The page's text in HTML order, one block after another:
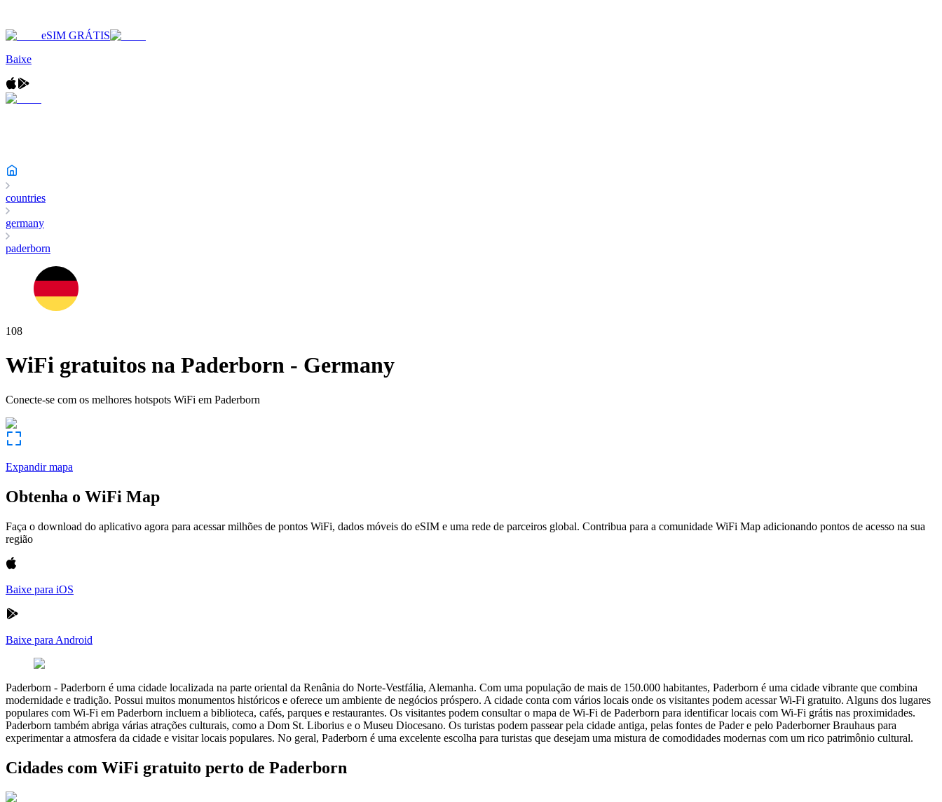
eSIM GRÁTIS
Baixe
countries
germany
paderborn
108
WiFi gratuitos na Paderborn - Germany
Conecte-se com os melhores hotspots WiFi em Paderborn
Expandir mapa
Obtenha o WiFi Map
Faça o download do aplicativo agora para acessar milhões de pontos WiFi, dados móveis do eSIM e uma rede de parceiros global. Contribua para a comunidade WiFi Map adicionando pontos de acesso na sua
região
Baixe para iOS
Baixe para Android
Paderborn - Paderborn é uma cidade localizada na parte oriental da Renânia do Norte-Vestfália, Alemanha. Com uma população de mais de 150.000 habitantes, Paderborn é uma cidade vibrante que combina
modernidade e tradição. Possui muitos monumentos históricos e oferece um ambiente de negócios próspero. A cidade conta com vários locais onde os visitantes podem acessar Wi-Fi gratuito. Alguns dos lugares
populares com Wi-Fi em Paderborn incluem a biblioteca, cafés, parques e restaurantes. Os visitantes podem consultar o mapa de Wi-Fi de Paderborn para identificar locais com Wi-Fi grátis nas proximidades.
Paderborn também abriga várias atrações culturais, como a Dom St. Liborius e o Museu Diocesano. Os turistas podem passear pela cidade antiga, pelas fontes de Pader e pelo Paderborner Brauhaus para
experimentar a atmosfera da cidade e visitar locais populares. No geral, Paderborn é uma excelente escolha para turistas que desejam uma mistura de comodidades modernas com um rico patrimônio cultural.
Cidades com WiFi gratuito perto de Paderborn